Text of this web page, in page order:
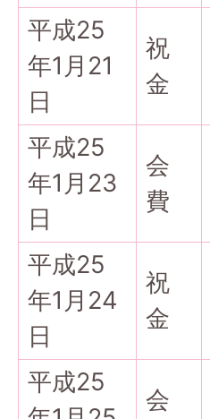
平成25
年1月21
日
祝
金
平成25
年1月23
日
会
費
平成25
年1月24
日
祝
金
平成25
会